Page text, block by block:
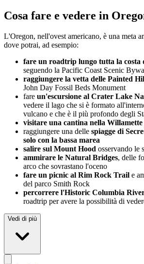
Cosa fare e vedere in
L'Oregon, nell'ovest americano, è una meta
dove potrai, ad esempio:
fare un roadtrip lungo tutta la costa
seguendo la Pacific Coast Scenic
raggiungere la vetta delle Painted
John Day Fossil Beds Monument
fare un'escursione al Crater Lake
vedere il lago che si è formato
vulcano e che è il più profondo degli
visitare una cantina nella
raggiungere una delle spiagge di
solo con la bassa marea
salire sul Mount Hood osservando le
ammirare le Natural Bridges, delle
arco che sovrastano l'oceno
fare un picnic al Rim Rock Trail e
del parco Smith Rock
percorrere l'Historic Columbia
roadtrip per avere la possibilità di
Vedi di più